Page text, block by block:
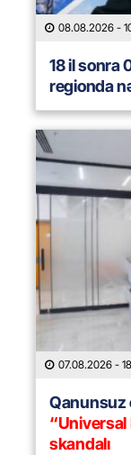
08.08.2026 -
18 il sonra
regionda
07.08.2026 -
Qanunsuz
“Universal
skandalı